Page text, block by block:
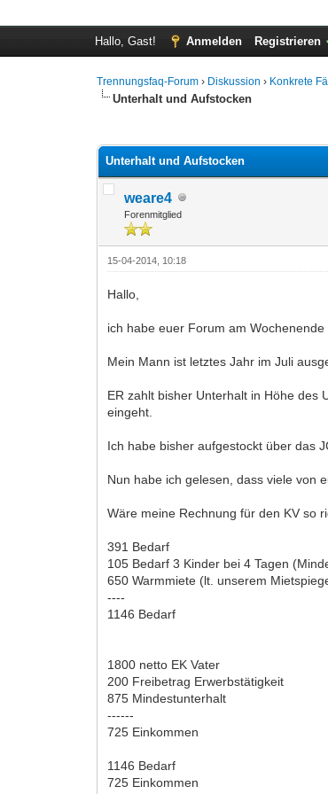
Hallo, Gast! Anmelden Registrieren
Trennungsfaq-Forum › Diskussion › Konkrete
Unterhalt und Aufstocken
Unterhalt und Aufstocken
weare4
Forenmitglied
15-04-2014, 10:18
Hallo,
ich habe euer Forum am
Mein Mann ist letztes Jahr im Juli
ER zahlt bisher Unterhalt in Höhe des
eingeht.
Ich habe bisher aufgestockt über das
Nun habe ich gelesen, dass viele von
Wäre meine Rechnung für den KV so
391 Bedarf
105 Bedarf 3 Kinder bei 4 Tagen
650 Warmmiete (lt. unserem
----
1146 Bedarf
1800 netto EK Vater
200 Freibetrag Erwerbstätigkeit
875 Mindestunterhalt
------
725 Einkommen
1146 Bedarf
725 Einkommen